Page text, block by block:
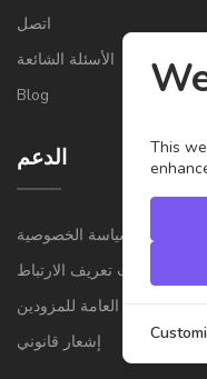
اتصل
الأسئلة الشائعة
Blog
الدعم
سياسة الخصوصية
ملفات تعريف الارتباط
والأحكام العامة للمزودين
إشعار قانوني
This